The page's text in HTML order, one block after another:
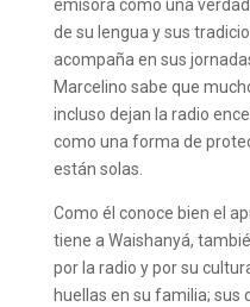
emisora como una
de su lengua y sus
acompaña en sus
Marcelino sabe que
incluso dejan la radio
como una forma de
están solas.
Como él conoce bien el
tiene a Waishanyá,
por la radio y por su
huellas en su familia; sus